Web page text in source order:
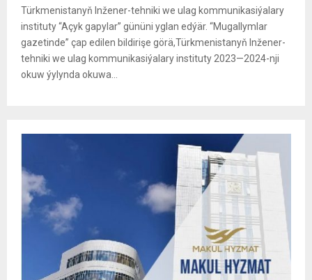
Türkmenistanyň Inžener-tehniki we ulag kommunikasiýalary
instituty “Açyk gapylar” gününi yglan edýär. “Mugallymlar
gazetinde” çap edilen bildirişe görä,Türkmenistanyň Inžener-
tehniki we ulag kommunikasiýalary instituty 2023—2024-nji
okuw ýylynda okuwa...